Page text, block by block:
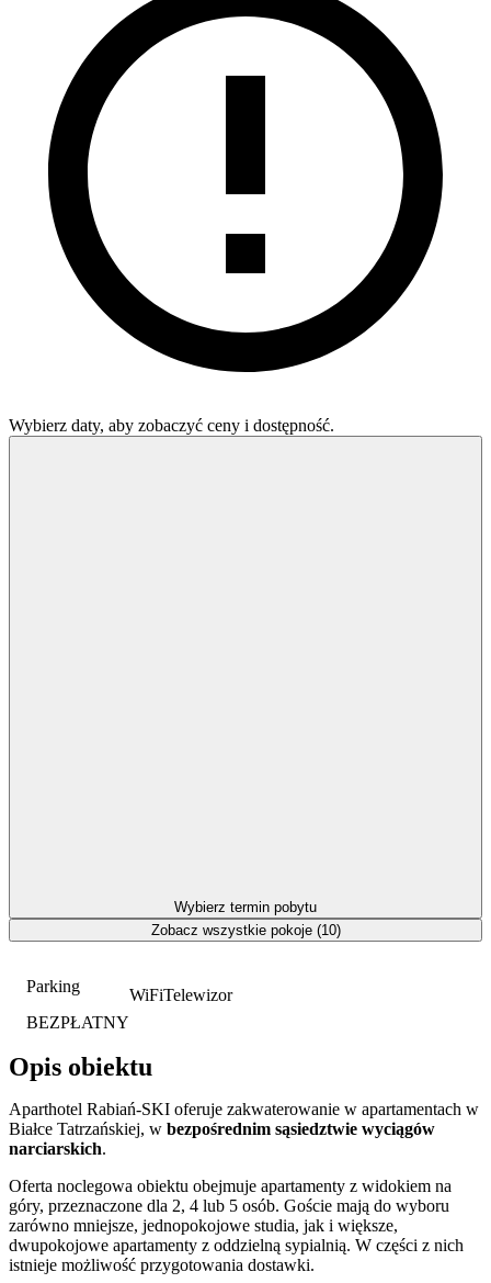
Parking
BEZPŁATNY
WiFiTelewizor
Opis obiektu
Aparthotel Rabiań-SKI oferuje zakwaterowanie w apartamentach w
Białce Tatrzańskiej, w bezpośrednim sąsiedztwie wyciągów
narciarskich.
Oferta noclegowa obiektu obejmuje apartamenty z widokiem na
góry, przeznaczone dla 2, 4 lub 5 osób. Goście mają do wyboru
zarówno mniejsze, jednopokojowe studia, jak i większe,
dwupokojowe apartamenty z oddzielną sypialnią. W części z nich
istnieje możliwość przygotowania dostawki.
Wybierz daty, aby zobaczyć ceny i dostępność.
Wybierz termin pobytu
Zobacz wszystkie pokoje (10)